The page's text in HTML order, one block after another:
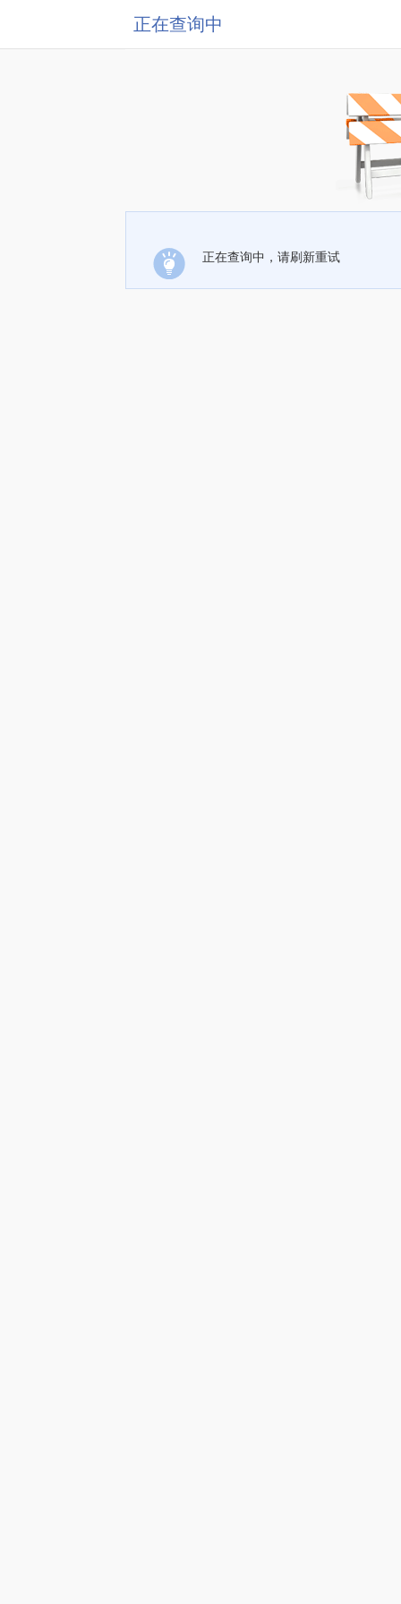
正在查询中
正在查询中，请刷新重试